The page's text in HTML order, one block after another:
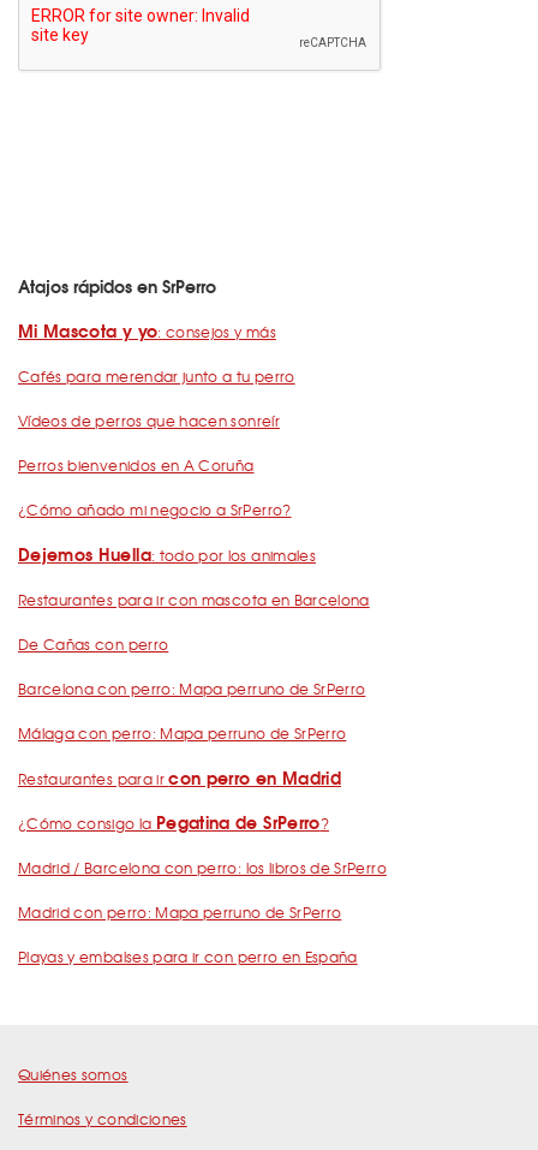
Atajos rápidos en SrPerro
Mi Mascota y yo: consejos y más
Cafés para merendar junto a tu perro
Vídeos de perros que hacen sonreír
Perros bienvenidos en A Coruña
¿Cómo añado mi negocio a SrPerro?
Dejemos Huella: todo por los animales
Restaurantes para ir con mascota en Barcelona
De Cañas con perro
Barcelona con perro: Mapa perruno de SrPerro
Málaga con perro: Mapa perruno de SrPerro
Restaurantes para ircon perro en Madrid
¿Cómo consigo la Pegatina de SrPerro?
Madrid / Barcelona con perro: los libros de SrPerro
Madrid con perro: Mapa perruno de SrPerro
Playas y embalses para ir con perro en España
Quiénes somos
Términos y condiciones